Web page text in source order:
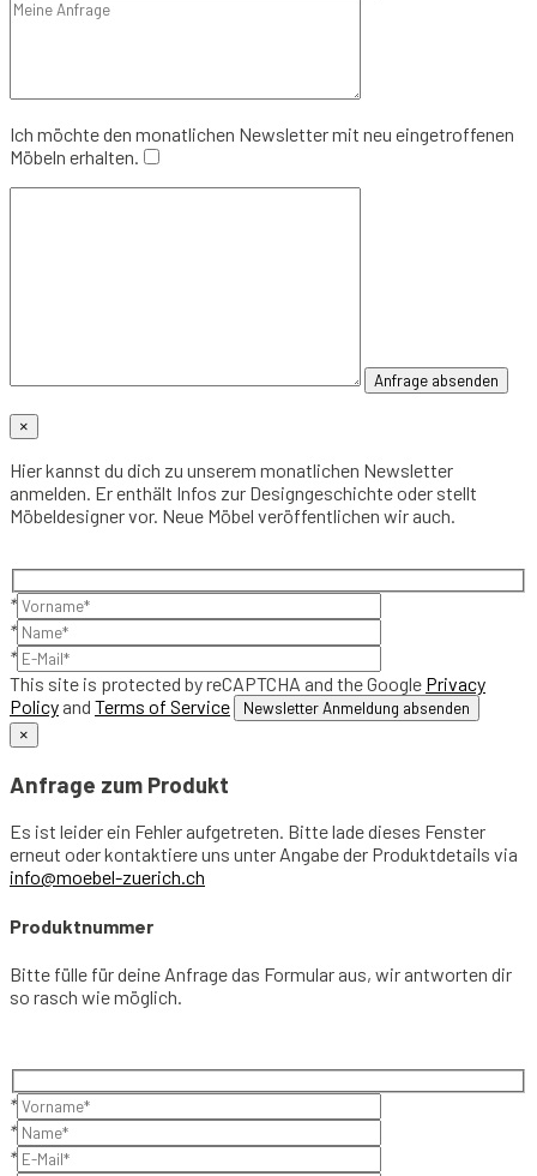
Ich möchte den monatlichen Newsletter mit neu eingetroffenen
Möbeln erhalten.
×
Hier kannst du dich zu unserem monatlichen Newsletter
anmelden. Er enthält Infos zur Designgeschichte oder stellt
Möbeldesigner vor. Neue Möbel veröffentlichen wir auch.
*
*
*
This site is protected by reCAPTCHA and the Google Privacy
Policy and Terms of Service
×
Anfrage zum Produkt
Es ist leider ein Fehler aufgetreten. Bitte lade dieses Fenster
erneut oder kontaktiere uns unter Angabe der Produktdetails via
info@moebel-zuerich.ch
Produktnummer
Bitte fülle für deine Anfrage das Formular aus, wir antworten dir
so rasch wie möglich.
*
*
*